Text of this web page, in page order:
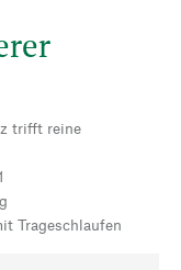
trifft reine
Trageschlaufen